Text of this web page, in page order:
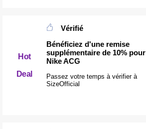
Hot
Deal
Vérifié
Bénéficiez d'une remise
supplémentaire de 10% pour
Nike ACG
Passez votre temps à vérifier à
SizeOfficial